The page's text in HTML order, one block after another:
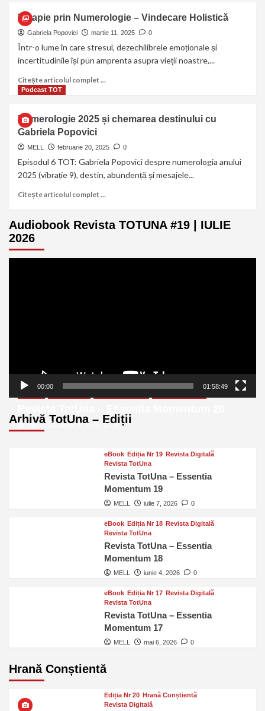
Terapie prin Numerologie – Vindecare Holistică
Gabriela Popovici martie 11, 2025 0
Într-o lume în care stresul, dezechilibrele emoționale și
incertitudinile își pun amprenta asupra vieții noastre,...
Citește articolul complet ...
Podcast TOT
Numerologie 2025 și chemarea destinului cu
Gabriela Popovici
MELL februarie 20, 2025 0
Episodul 6 TOT: Gabriela Popovici despre numerologia anului
2025 (vibrație 9), destin, abundență și mesajele...
Citește articolul complet ...
Audiobook Revista TOTUNA #19 | IULIE
2026
00:00 01:58:49
Arhivă TotUna – Ediții
MELL august 6, 2026 0
eBook Ediția Nr 19 Revista Digitală
Revista TotUna
Revista TotUna – Essentia
Momentum 19
MELL iulie 7, 2026 0
eBook Ediția Nr 18 Revista Digitală
Revista TotUna
Revista TotUna – Essentia
Momentum 18
MELL iunie 4, 2026 0
eBook Ediția Nr 17 Revista Digitală
Revista TotUna
Revista TotUna – Essentia
Momentum 17
MELL mai 6, 2026 0
Hrană Conștientă
Ediția Nr 20 Hrană Conștientă
Revista Digitală